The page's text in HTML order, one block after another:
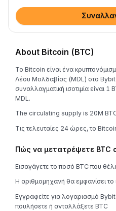
About Bitcoin (BTC)
Το Bitcoin είναι ένα
Λέου Μολδαβίας (MDL) στο
συναλλαγματική ισοτιμία
MDL.
The circulating supply is 20M
Τις τελευταίες 24 ώρες, το
Πώς να μετατρέψετε BTC
Εισαγάγετε το ποσό BTC που
Η αριθμομηχανή θα εμφανίσει
Εγγραφείτε για λογαριασμό
πουλήσετε ή ανταλλάξετε BTC